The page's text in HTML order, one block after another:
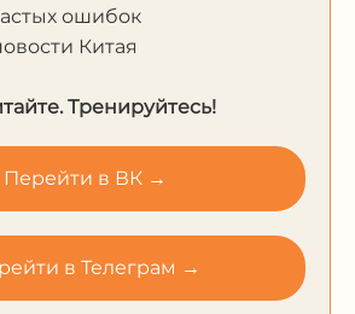
ошибок
Китая
Тренируйтесь!
Перейти в ВК →
в Телеграм →